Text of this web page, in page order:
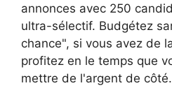
annonces avec 250
ultra-sélectif. Budgétez
chance", si vous avez de
profitez en le temps que
mettre de l'argent de côté.